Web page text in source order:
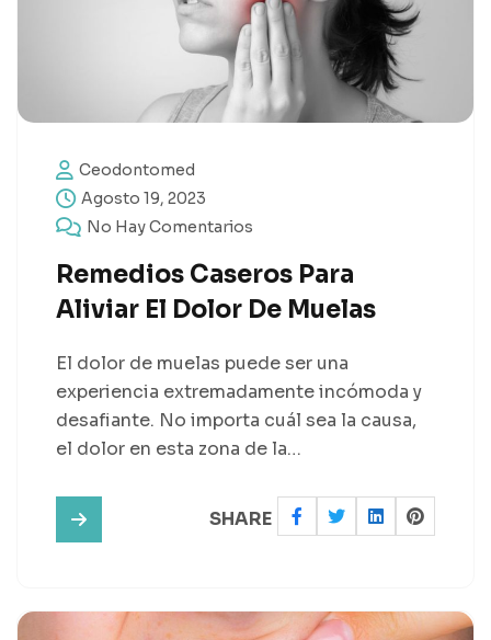
Ceodontomed
Agosto 19, 2023
No Hay Comentarios
Remedios Caseros Para
Aliviar El Dolor De Muelas
El dolor de muelas puede ser una
experiencia extremadamente incómoda y
desafiante. No importa cuál sea la causa,
el dolor en esta zona de la…
SHARE